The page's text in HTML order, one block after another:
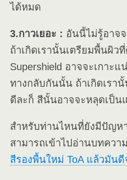
ได้หมด
3.กาวเยอะ : อันนี้ไม่รู้อาจ
ถ้าเกิดเรานั้นเตรียมพื้นผิว
Supershield อาจจะเกาะ
ทางกลับกันนั้น ถ้าเกิดเรา
ดีละก็ สีนั้นอาจจะหลุดเป็น
สำหรับท่านไหนที่ยังมีปัญห
สามารถเข้าไปอ่านบทควา
สีรองพื้นใหม่ ToA แล้วมันดี